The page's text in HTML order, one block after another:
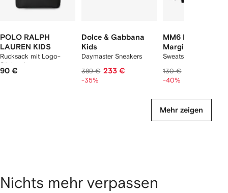
POLO RALPH
LAUREN KIDS
Rucksack mit Logo-
Stickerei
90 €
Dolce & Gabbana
Kids
Daymaster Sneakers
389 € 233 €
-35%
MM6 Maison
Margiela Kids
Sweatshirt mit Logo
130 €
-40%
Mehr zeigen
Nichts mehr verpassen